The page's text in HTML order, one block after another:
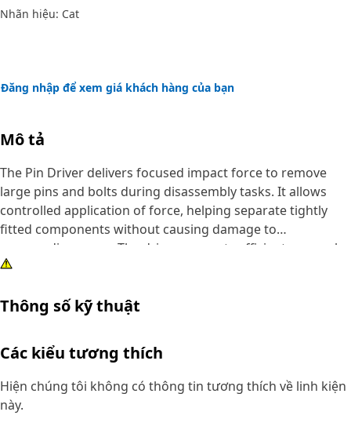
Nhãn hiệu: Cat
Đăng nhập để xem giá khách hàng của bạn
Mô tả
The Pin Driver delivers focused impact force to remove
large pins and bolts during disassembly tasks. It allows
controlled application of force, helping separate tightly
fitted components without causing damage to
surrounding areas. The driver supports efficient removal
by directing impact energy exactly onto the target pin or
helps maintain alignment during striking, which improves
Attributes:
• Helps prevent damage to surrounding components
during removal.
• Supports safe handling during removal operations.
Thông số kỹ thuật
Các kiểu tương thích
Hiện chúng tôi không có thông tin tương thích về linh kiện
này.